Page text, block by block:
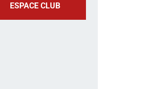
ESPACE CLUB
ESPACE LICENCIÉ